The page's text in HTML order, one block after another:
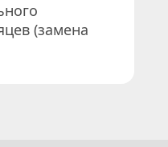
(замена